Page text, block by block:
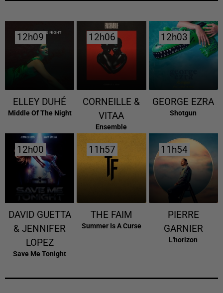
12h09
12h09
ELLEY DUHÉ
Middle Of The Night
12h06
12h06
CORNEILLE &
VITAA
Ensemble
12h03
12h03
GEORGE EZRA
Shotgun
12h00
12h00
DAVID GUETTA
& JENNIFER
LOPEZ
Save Me Tonight
11h57
11h57
THE FAIM
Summer Is A Curse
11h54
11h54
PIERRE
GARNIER
L'horizon